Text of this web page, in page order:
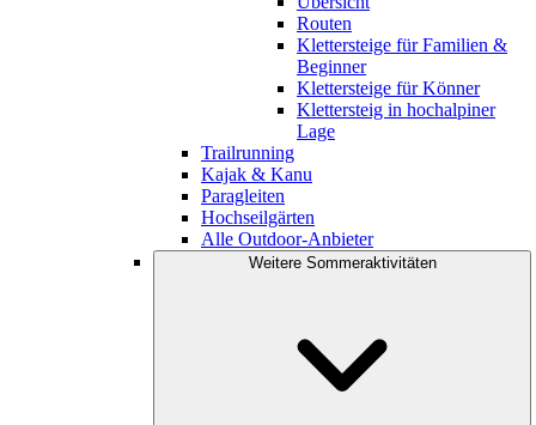
Routen
Klettersteige für Familien &
Beginner
Klettersteige für Könner
Klettersteig in hochalpiner
Lage
Trailrunning
Kajak & Kanu
Paragleiten
Hochseilgärten
Alle Outdoor-Anbieter
Weitere Sommeraktivitäten